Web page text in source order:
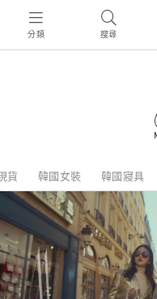
分類 搜尋
貨 韓國女裝 韓國寢具